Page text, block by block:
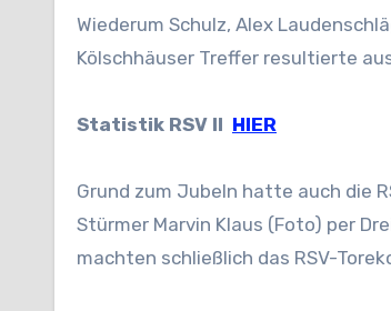
Wiederum Schulz, Alex
Kölschhäuser Treffer resultierte
Statistik RSV II HIER
Grund zum Jubeln hatte auch die
Stürmer Marvin Klaus (Foto) per
machten schließlich das RSV-